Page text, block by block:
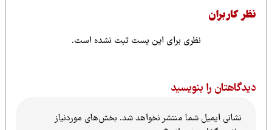
کاربران
نظری برای این پست ثبت نشده است.
را بنویسید
نشانی ایمیل شما منتشر نخواهد شد.بخش‌های موردنیاز